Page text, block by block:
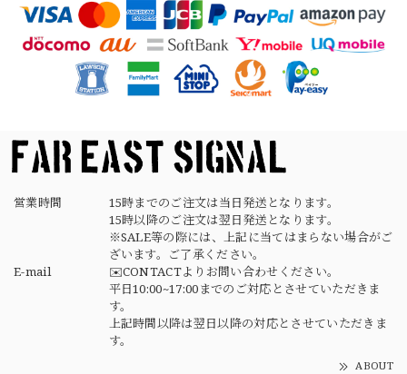
【Button Works】Mercury Dime Coin Necklace Silver 900 Silver 925 ボタンワークス マーキュリーダイム銀貨 ネックレス
2026/03/26
営業時間
15時までのご注文は当日発送となります。
15時以降のご注文は翌日発送となります。
※SALE等の際には、上記に当てはまらない場合がご
ざいます。ご了承ください。
E-mail
✉️CONTACTよりお問い合わせください。
平日10:00~17:00までのご対応とさせていただきま
す。
上記時間以降は翌日以降の対応とさせていただきま
す。
ABOUT